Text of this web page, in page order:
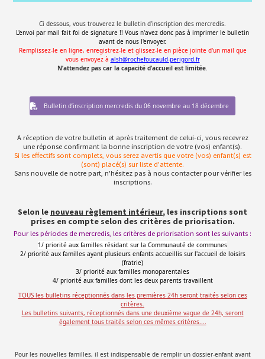
Ci dessous, vous trouverez le bulletin d’inscription des mercredis.
L'envoi par mail fait foi de signature !! Vous n'avez donc pas à imprimer le bulletin
avant de nous l'envoyer.
Remplissez-le en ligne, enregistrez-le et glissez-le en pièce jointe d'un mail que
vous envoyez à alsh@rochefoucauld-perigord.fr
N’attendez pas car la capacité d’accueil est limitée.
Bulletin d’inscription mercredis du 06 novembre au 18 décembre
A réception de votre bulletin et après traitement de celui-ci, vous recevrez
une réponse confirmant la bonne inscription de votre (vos) enfant(s).
Si les effectifs sont complets, vous serez avertis que votre (vos) enfant(s) est
(sont) placé(s) sur liste d'attente.
Sans nouvelle de notre part, n'hésitez pas à nous contacter pour vérifier les
inscriptions.
Selon le nouveau règlement intérieur, les inscriptions sont
prises en compte selon des critères de priorisation.
Pour les périodes de mercredis, les critères de priorisation sont les suivants :
1/ priorité aux familles résidant sur la Communauté de communes
2/ priorité aux familles ayant plusieurs enfants accueillis sur l'accueil de loisirs
(fratrie)
3/ priorité aux familles monoparentales
4/ priorité aux familles dont les deux parents travaillent
TOUS les bulletins réceptionnés dans les premières 24h seront traités selon ces
critères.
Les bulletins suivants, réceptionnés dans une deuxième vague de 24h, seront
également tous traités selon ces mêmes critères....
Pour les nouvelles familles, il est indispensable de remplir un dossier-enfant avant